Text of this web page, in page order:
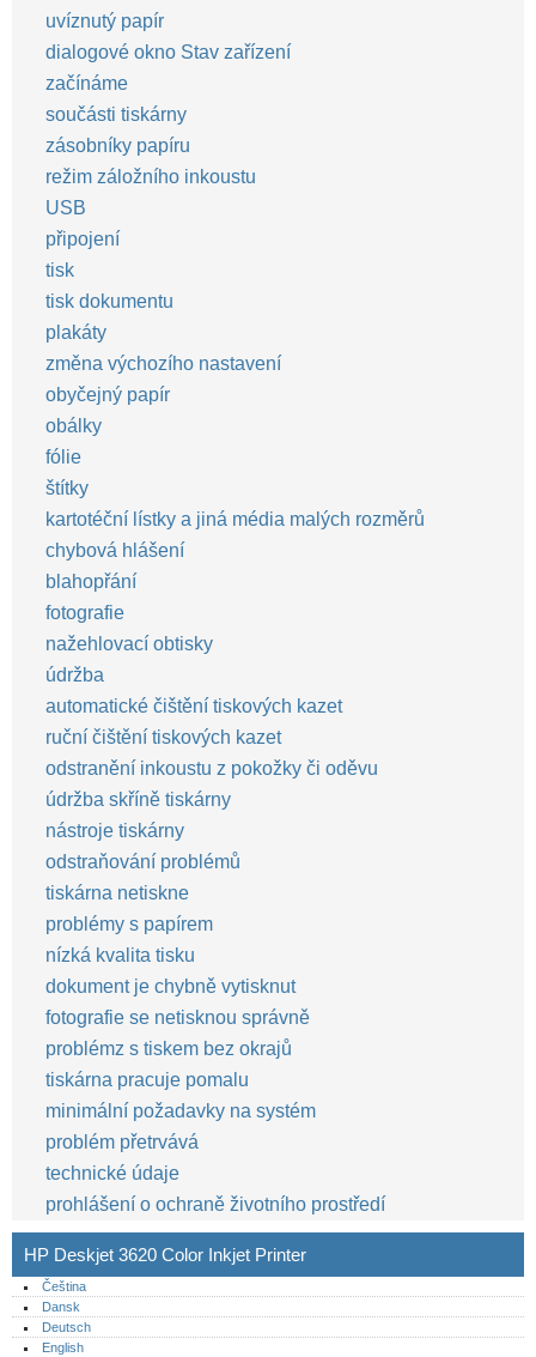
uvíznutý papír
dialogové okno Stav zařízení
začínáme
součásti tiskárny
zásobníky papíru
režim záložního inkoustu
USB
připojení
tisk
tisk dokumentu
plakáty
změna výchozího nastavení
obyčejný papír
obálky
fólie
štítky
kartotéční lístky a jiná média malých rozměrů
chybová hlášení
blahopřání
fotografie
nažehlovací obtisky
údržba
automatické čištění tiskových kazet
ruční čištění tiskových kazet
odstranění inkoustu z pokožky či oděvu
údržba skříně tiskárny
nástroje tiskárny
odstraňování problémů
tiskárna netiskne
problémy s papírem
nízká kvalita tisku
dokument je chybně vytisknut
fotografie se netisknou správně
problémz s tiskem bez okrajů
tiskárna pracuje pomalu
minimální požadavky na systém
problém přetrvává
technické údaje
prohlášení o ochraně životního prostředí
HP Deskjet 3620 Color Inkjet Printer
Čeština
Dansk
Deutsch
English